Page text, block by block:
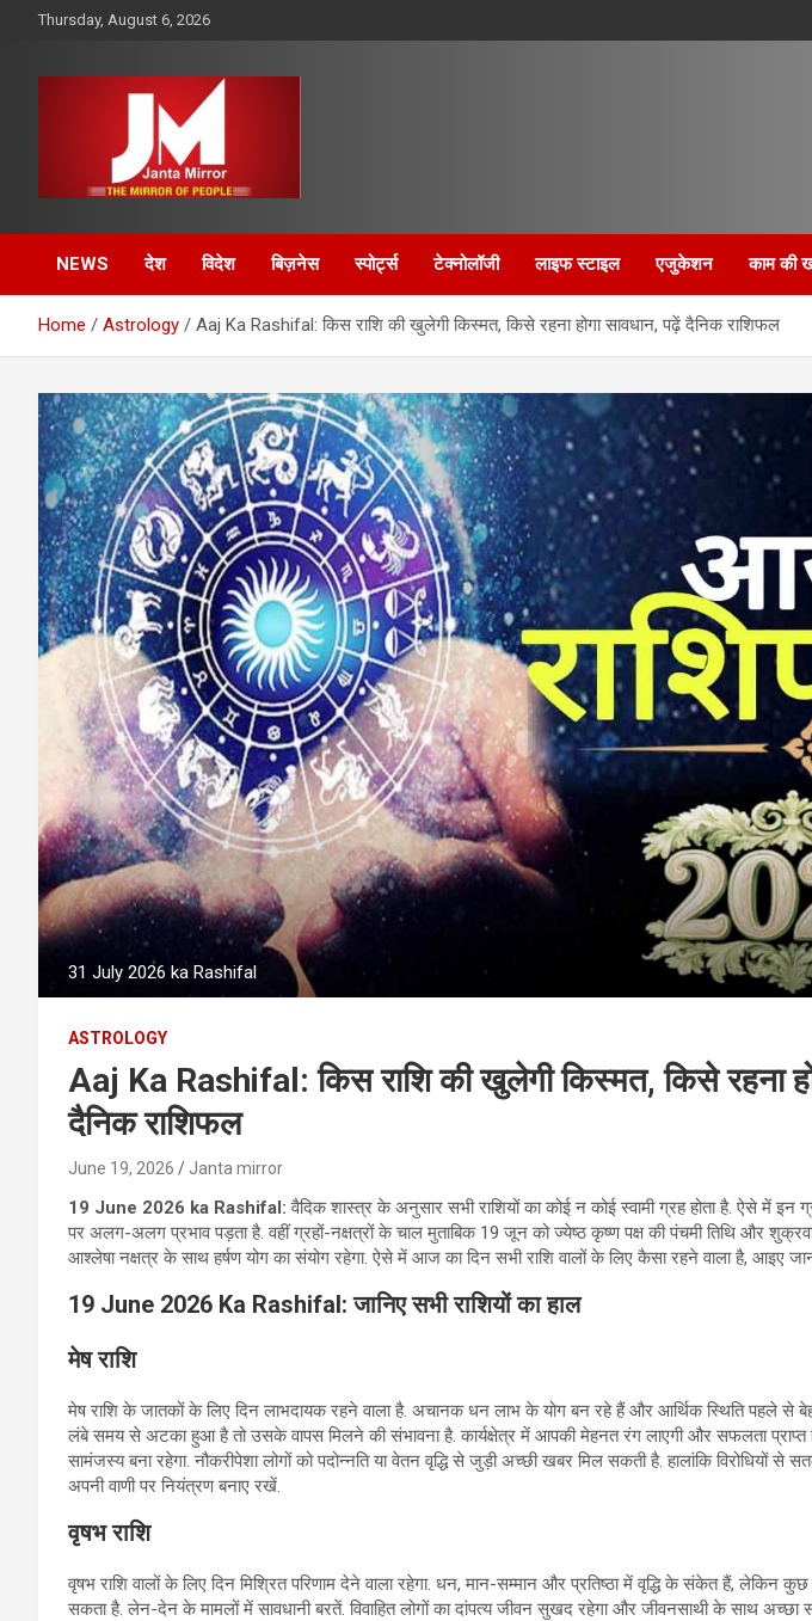
Thursday, August 6, 2026
Janta Mirror
NEWS देश विदेश बिज़नेस स्पोर्ट्स टेक्नोलॉजी लाइफ स्टाइल एजुकेशन काम की
Home Astrology Aaj Ka Rashifal: किस राशि की खुलेगी किस्मत, किसे रहना होगा सावधान, पढ़ें दैनिक राशिफल
31 July 2026 ka Rashifal
ASTROLOGY
Aaj Ka Rashifal: किस राशि की खुलेगी किस्मत, किसे रहना
दैनिक राशिफल
June 19, 2026 Janta mirror
19 June 2026 ka Rashifal:वैदिक शास्‍त्र के अनुसार सभी राशियों का कोई न कोई स्‍वामी ग्रह होता है. ऐसे में इन
पर अलग-अलग प्रभाव पड़ता है. वहीं ग्रहों-नक्षत्रों के चाल मुताबिक 19 जून को ज्येष्ठ कृष्ण पक्ष की पंचमी तिथि और
आश्लेषा नक्षत्र के साथ हर्षण योग का संयोग रहेगा. ऐसे में आज का दिन सभी राशि वालों के लिए कैसा रहने वाला है, आइए
19 June 2026 Ka Rashifal: जानिए सभी राशियों का हाल
मेष राशि
मेष राशि के जातकों के लिए दिन लाभदायक रहने वाला है. अचानक धन लाभ के योग बन रहे हैं और आर्थिक स्थिति पहले से
लंबे समय से अटका हुआ है तो उसके वापस मिलने की संभावना है. कार्यक्षेत्र में आपकी मेहनत रंग लाएगी और सफलता प्राप्त
सामंजस्य बना रहेगा. नौकरीपेशा लोगों को पदोन्नति या वेतन वृद्धि से जुड़ी अच्छी खबर मिल सकती है. हालांकि विरोधियों से
अपनी वाणी पर नियंत्रण बनाए रखें.
वृषभ राशि
वृषभ राशि वालों के लिए दिन मिश्रित परिणाम देने वाला रहेगा. धन, मान-सम्मान और प्रतिष्ठा में वृद्धि के संकेत हैं, लेकिन
सकता है. लेन-देन के मामलों में सावधानी बरतें. विवाहित लोगों का दांपत्य जीवन सुखद रहेगा और जीवनसाथी के साथ अच्छा